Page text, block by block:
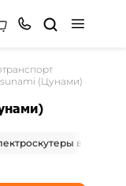
(Цунами)
в Гродно